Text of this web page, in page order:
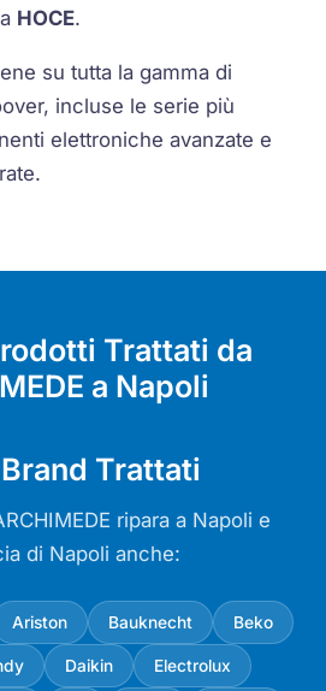
HOCE.
su tutta la gamma di
incluse le serie più
elettroniche avanzate e
Trattati da
a Napoli
Trattati
ripara a Napoli e
di Napoli anche:
Ariston Bauknecht Beko
Daikin Electrolux